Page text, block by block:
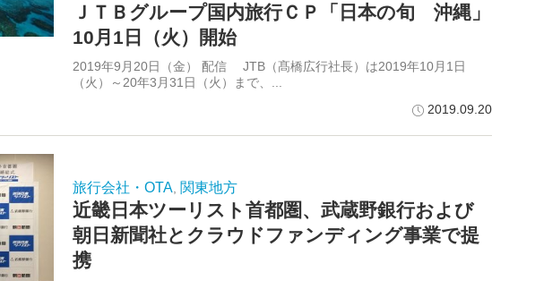
ＪＴＢグループ国内旅行ＣＰ「日本の旬 沖縄」
10月1日（火）開始
2019年9月20日（金） 配信 JTB（髙橋広行社長）は2019年10月1日
（火）～20年3月31日（火）まで、...
2019.09.20
旅行会社・OTA, 関東地方
近畿日本ツーリスト首都圏、武蔵野銀行および
朝日新聞社とクラウドファンディング事業で提
携